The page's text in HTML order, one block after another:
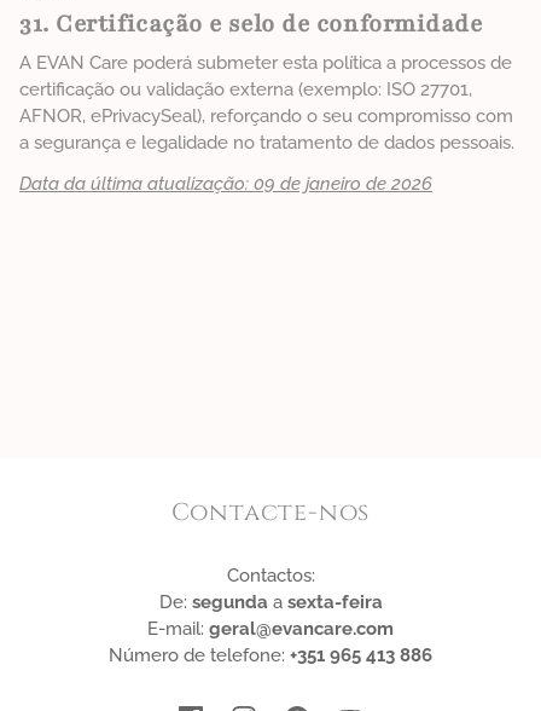
31. Certificação e selo de conformidade
A EVAN Care poderá submeter esta política a processos de
certificação ou validação externa (exemplo: ISO 27701,
AFNOR, ePrivacySeal), reforçando o seu compromisso com
a segurança e legalidade no tratamento de dados pessoais.
Data da última atualização: 09 de janeiro de 2026
Contacte-nos
Contactos:
De: segunda a sexta-feira
E-mail: geral@evancare.com
Número de telefone: +351 965 413 886